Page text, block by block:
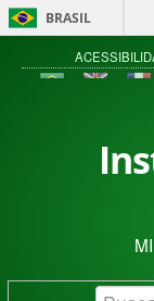
BRASIL